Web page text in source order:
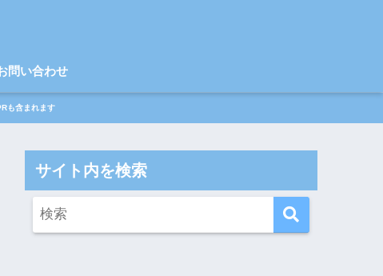
問い合わせ
も含まれます
サイト内を検索